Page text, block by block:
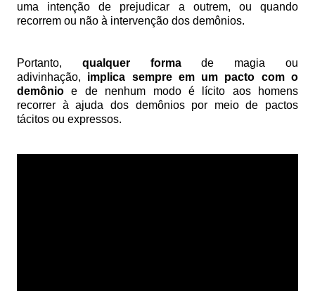
uma intenção de prejudicar a outrem, ou quando
recorrem ou não à intervenção dos demônios.
Portanto, qualquer formade magia ou
adivinhação, implica sempre em um pacto com o
demônio e de nenhum modo é lícito aos homens
recorrer à ajuda dos demônios por meio de pactos
tácitos ou expressos.